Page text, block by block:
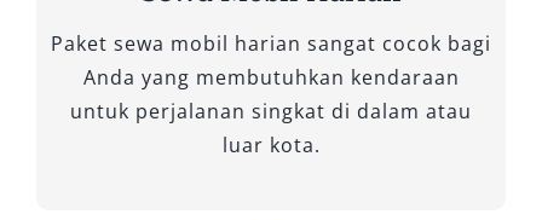
Magelang yang Tepat
1. Pilih Jasa Rental Mobil
Paket sewa mobil harian sangat cocok bagi
Anda yang membutuhkan kendaraan
untuk perjalanan singkat di dalam atau
luar kota.